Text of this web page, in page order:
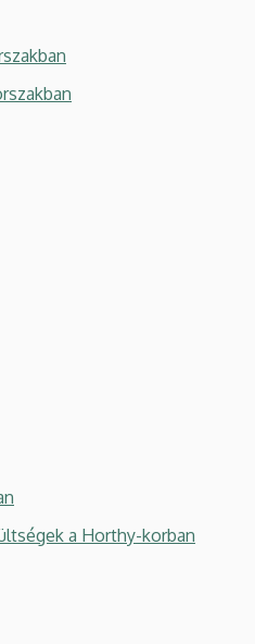
a Horthy-korban